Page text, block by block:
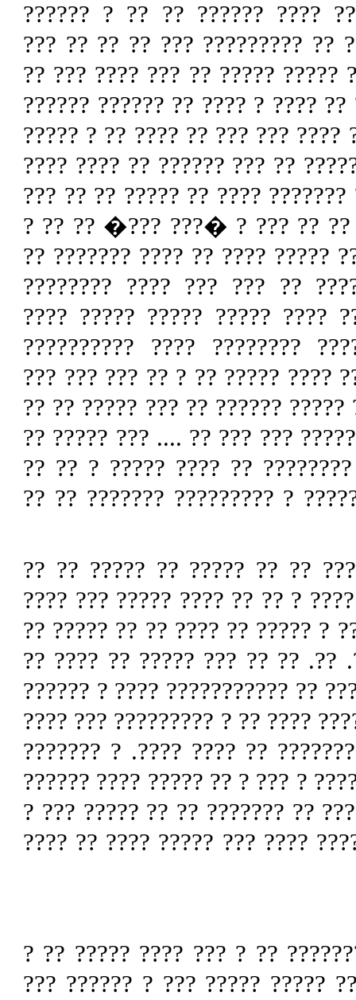
????? ??????? ???? ? ????
??????? ???????? ??? ??????
??? ????? ?? ??? ???? ?? ????
???? ?? ??? ??? ?? ?? ???? ????
??? ?????? ????? ?? ???? ??
?????? ?? ????? ?????? ? ??
?? ?? ? ??? ?? ??? ?? ???????
?? ?? ??? ??? ?? ?????? ?
???? ?????? ??? ?????
???? ??? ???? ?? ???????
???????? ??????? ???? ???
?????? ??????? ???? ??????
??????? ???? ??? ?????????
?????? ?? ?? ???? ?? ???? ??
?????? ??? ?? ?? ?? ?? ?????
?? ???? ??????? ?? ????? ??
????? ??????? ?? ?? ? ?? ??
? ????? ?? ??????? ?????
???????? ?? ?????? ?????????
? ????? ?????? ????? ????????
???? ??? ?????? ???. ??
???? ?? ????? ????? ??
?? ???? ???????? � ??????? ???
?? ? ???????? ?? ????????? ??
???? ???? ?? ? ????? ??? ????
?? ?? ???? ?? ????? ??? ? ??? ?
??????? ? ???? ???? ?? ?????
�????� ?? ??? ??? ?????? ?
?????? ????? ??? ?? ?????